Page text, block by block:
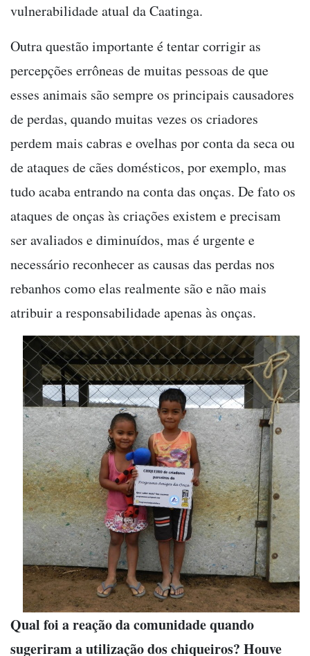
vulnerabilidade atual da Caatinga.
Outra questão importante é tentar corrigir as
percepções errôneas de muitas pessoas de que
esses animais são sempre os principais causadores
de perdas, quando muitas vezes os criadores
perdem mais cabras e ovelhas por conta da seca ou
de ataques de cães domésticos, por exemplo, mas
tudo acaba entrando na conta das onças. De fato os
ataques de onças às criações existem e precisam
ser avaliados e diminuídos, mas é urgente e
necessário reconhecer as causas das perdas nos
rebanhos como elas realmente são e não mais
atribuir a responsabilidade apenas às onças.
Qual foi a reação da comunidade quando
sugeriram a utilização dos chiqueiros? Houve